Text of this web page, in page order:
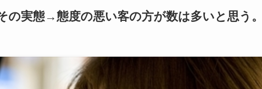
の実態→態度の悪い客の方が数は多いと思う。